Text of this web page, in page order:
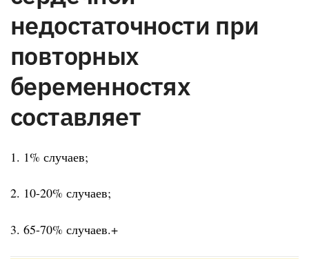
недостаточности при
повторных
беременностях
составляет
1. 1% случаев;
2. 10-20% случаев;
3. 65-70% случаев.+